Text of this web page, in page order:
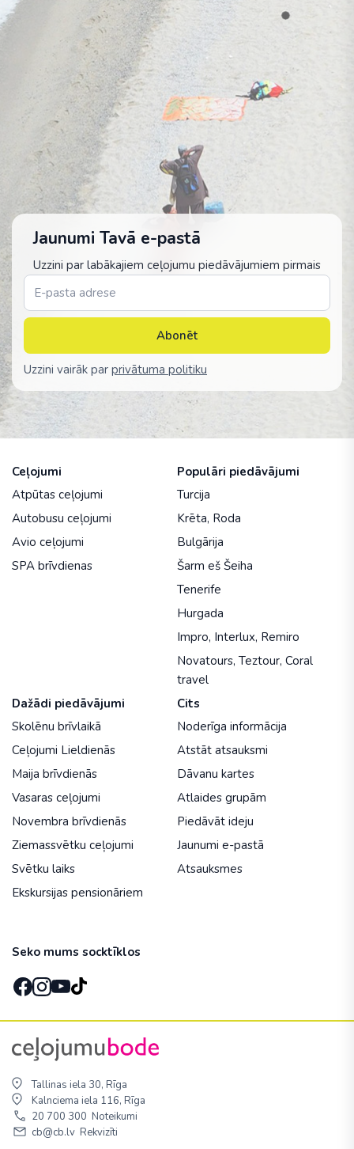
Jaunumi Tavā e-pastā
Uzzini par labākajiem ceļojumu piedāvājumiem pirmais
Abonēt
Uzzini vairāk par privātuma politiku
Ceļojumi
Atpūtas ceļojumi
Autobusu ceļojumi
Avio ceļojumi
SPA brīvdienas
Populāri piedāvājumi
Turcija
Krēta, Roda
Bulgārija
Šarm eš Šeiha
Tenerife
Hurgada
Impro, Interlux, Remiro
Novatours, Teztour, Coral
travel
Dažādi piedāvājumi
Skolēnu brīvlaikā
Ceļojumi Lieldienās
Maija brīvdienās
Vasaras ceļojumi
Novembra brīvdienās
Ziemassvētku ceļojumi
Svētku laiks
Ekskursijas pensionāriem
Cits
Noderīga informācija
Atstāt atsauksmi
Dāvanu kartes
Atlaides grupām
Piedāvāt ideju
Jaunumi e-pastā
Atsauksmes
Seko mums socktīklos
Tallinas iela 30, Rīga
Kalnciema iela 116, Rīga
20 700 300 Noteikumi
cb@cb.lv Rekvizīti